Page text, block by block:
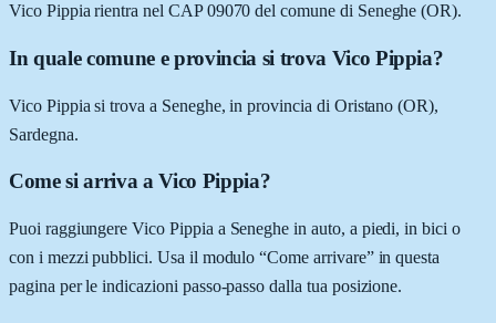
Vico Pippia rientra nel CAP 09070 del comune di Seneghe (OR).
In quale comune e provincia si trova Vico Pippia?
Vico Pippia si trova a Seneghe, in provincia di Oristano (OR),
Sardegna.
Come si arriva a Vico Pippia?
Puoi raggiungere Vico Pippia a Seneghe in auto, a piedi, in bici o
con i mezzi pubblici. Usa il modulo “Come arrivare” in questa
pagina per le indicazioni passo-passo dalla tua posizione.